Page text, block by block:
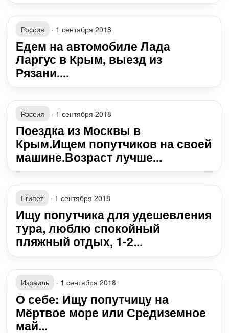
Россия · 1 сентября 2018
Едем на автомобиле Лада
Ларгус в Крым, выезд из
Рязани....
Россия · 1 сентября 2018
Поездка из Москвы в
Крым.Ищем попутчиков на своей
машине.Возраст лучше...
Египет · 1 сентября 2018
Ищу попутчика для удешевления
тура, люблю спокойный
пляжный отдых, 1-2...
Израиль · 1 сентября 2018
О себе: Ищу попутчицу на
Мёртвое море или Средиземное
май...